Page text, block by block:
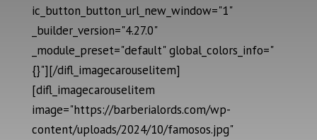
ic_button_button_url_new_window="1"
_builder_version="4.27.0"
_module_preset="default" global_colors_info="
{}"][/difl_imagecarouselitem]
[difl_imagecarouselitem
image="https://barberialords.com/wp-
content/uploads/2024/10/famosos.jpg"